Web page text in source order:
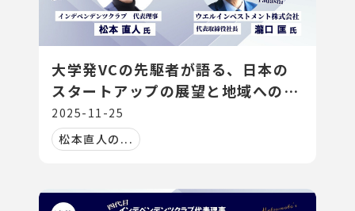
大学発VCの先駆者が語る、日本の
スタートアップの展望と地域への期
待
2025-11-25
松本直人の...